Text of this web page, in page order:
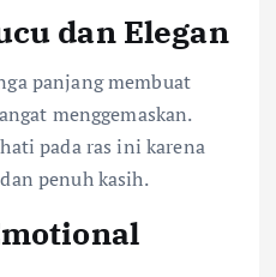
dan Elegan
panjang membuat
menggemaskan.
pada ras ini karena
penuh kasih.